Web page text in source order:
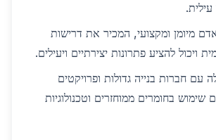
מיומן ומקצועי, המכיר את דרישות
ויכול להציע פתרונות יצירתיים ויעילים.
עם חברות בנייה גדולות ופרויקטים
שימוש בחומרים ממוחזרים וטכנולוגיות